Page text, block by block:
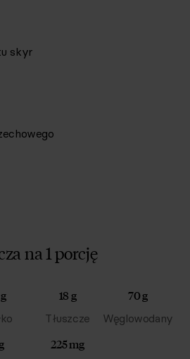
skyr
na 1 porcję
18 g
Tłuszcze
70 g
Węglowodany
225 mg